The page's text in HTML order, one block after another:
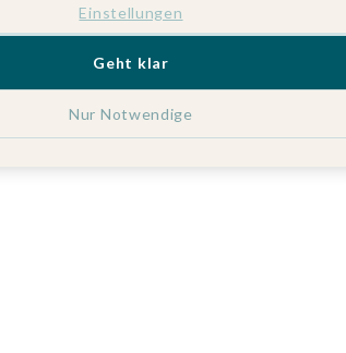
Einstellungen
Nur Notwendige
Geht klar